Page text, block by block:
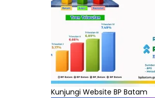
Kunjungi Website BP Batam